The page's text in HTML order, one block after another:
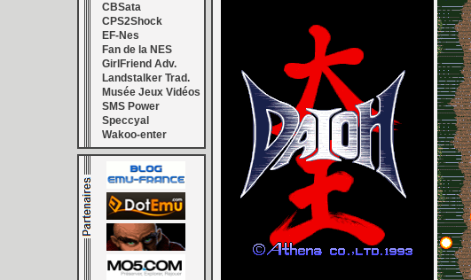
CBSata
CPS2Shock
EF-Nes
Fan de la NES
GirlFriend Adv.
Landstalker Trad.
Musée Jeux Vidéos
SMS Power
Speccyal
Wakoo-enter